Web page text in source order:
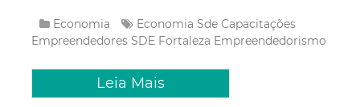
Economia Economia Sde Capacitações
Empreendedores SDE Fortaleza Empreendedorismo
Leia Mais